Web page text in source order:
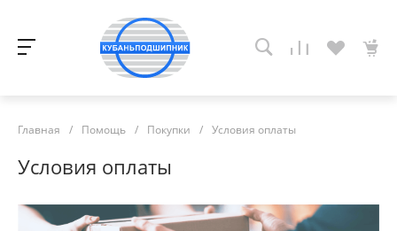
Главная / Помощь / Покупки / Условия оплаты
Условия оплаты